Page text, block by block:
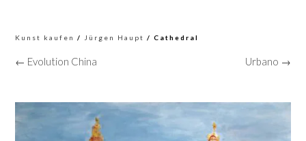
Kunst kaufen / Jürgen Haupt / Cathedral
← Evolution China Urbano →